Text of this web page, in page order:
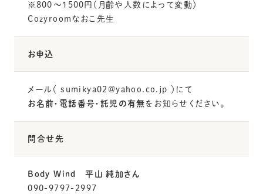
※800〜1500円（月齢や人数によって変動）
Cozyroomなおこ先生
お申込
メール（ sumikya02@yahoo.co.jp ）にて
お名前・電話番号・託児の有無 をお知らせください。
問合せ先
Body Wind 平山 純加さん
090-9797-2997